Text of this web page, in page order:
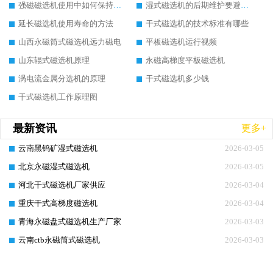
强磁磁选机使用中如何保持其顺畅运行
湿式磁选机的后期维护要避开哪些坑
延长磁选机使用寿命的方法
干式磁选机的技术标准有哪些
山西永磁筒式磁选机远力磁电
平板磁选机运行视频
山东辊式磁选机原理
永磁高梯度平板磁选机
涡电流金属分选机的原理
干式磁选机多少钱
干式磁选机工作原理图
最新资讯 更多+
2026-03-05
云南黑钨矿湿式磁选机
2026-03-05
北京永磁湿式磁选机
2026-03-04
河北干式磁选机厂家供应
2026-03-04
重庆干式高梯度磁选机
2026-03-03
青海永磁盘式磁选机生产厂家
2026-03-03
云南ctb永磁筒式磁选机